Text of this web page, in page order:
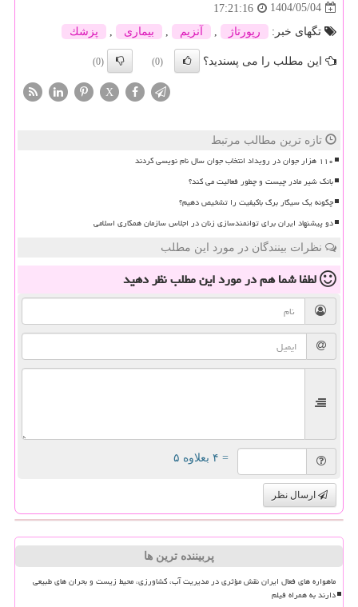
1404/05/04
17:21:16
تگهای خبر:
رپورتاژ , آنزیم , بیماری , پزشك
این مطلب را می پسندید؟ (0)
(0)
X
تازه ترین مطالب مرتبط
۱۱۰ هزار جوان در رویداد انتخاب جوان سال نام نویسی کردند
بانک شیر مادر چیست و چطور فعالیت می کند؟
چگونه یک سیگار برگ باکیفیت را تشخیص دهیم؟
دو پیشنهاد ایران برای توانمندسازی زنان در اجلاس سازمان همکاری اسلامی
نظرات بینندگان در مورد این مطلب
لطفا شما همدر مورد این مطلبنظر دهید
= ۴ بعلاوه ۵
ارسال نظر
پربیننده ترین ها
ماهواره های فعال ایران نقش مؤثری در مدیریت آب، کشاورزی، محیط زیست و بحران های طبیعی
دارند به همراه فیلم